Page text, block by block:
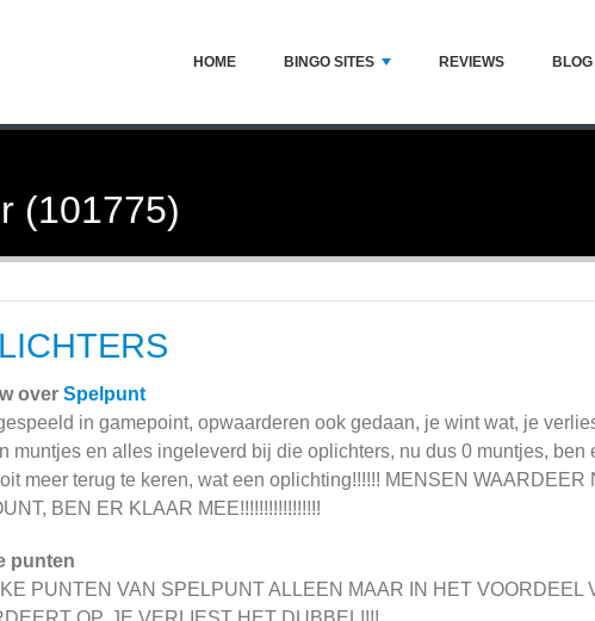
HOME BINGO SITES REVIEWS BLOG
(101775)
over Spelpunt
in gamepoint, opwaarderen ook gedaan, je wint wat, je
muntjes en alles ingeleverd bij die oplichters, nu dus 0 muntjes, ben
meer terug te keren, wat een oplichting!!!!!! MENSEN
BEN ER KLAAR MEE!!!!!!!!!!!!!!!!!
punten
PUNTEN VAN SPELPUNT ALLEEN MAAR IN HET VOORDEEL